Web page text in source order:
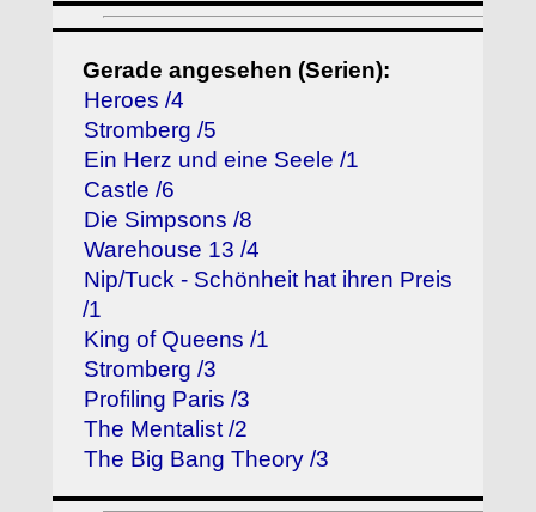
Gerade angesehen (Serien):
Heroes /4
Stromberg /5
Ein Herz und eine Seele /1
Castle /6
Die Simpsons /8
Warehouse 13 /4
Nip/Tuck - Schönheit hat ihren Preis
/1
King of Queens /1
Stromberg /3
Profiling Paris /3
The Mentalist /2
The Big Bang Theory /3